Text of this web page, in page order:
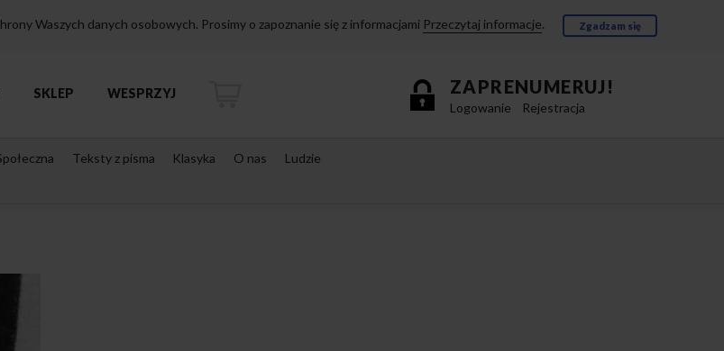
Waszych danych osobowych. Prosimy o zapoznanie się z informacjami Przeczytaj informacje. Zgadzam się
ZAPRENUMERUJ!
Logowanie Rejestracja
SKLEP WESPRZYJ
Teksty z pisma Klasyka O nas
Ludzie